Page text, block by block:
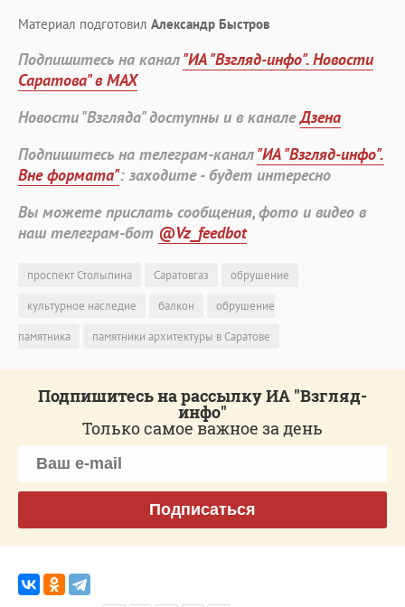
Материал подготовил Александр Быстров
Подпишитесь на канал"ИА "Взгляд-инфо". Новости
Саратова" в MAX
Новости "Взгляда" доступны и в каналеДзена
Подпишитесь на телеграм-канал"ИА "Взгляд-инфо".
Вне формата": заходите - будет интересно
Вы можете прислать сообщения, фото и видео в
наш телеграм-бот @Vz_feedbot
проспект Столыпина Саратовгаз
обрушение
культурное наследие
балкон
обрушение
памятника
памятники архитектуры в Саратове
Подпишитесь на рассылку ИА "Взгляд-
инфо"
Только самое важное за день
Подписаться